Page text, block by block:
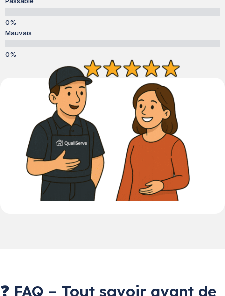
Mauvais
❓ FAQ – Tout savoir avant de